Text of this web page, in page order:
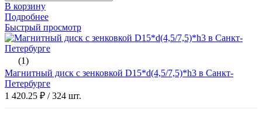
В корзину
Подробнее
Быстрый просмотр
(1)
Магнитный диск с зенковкой D15*d(4,5/7,5)*h3 в Санкт-
Петербурге
1 420.25 ₽ / 324 шт.